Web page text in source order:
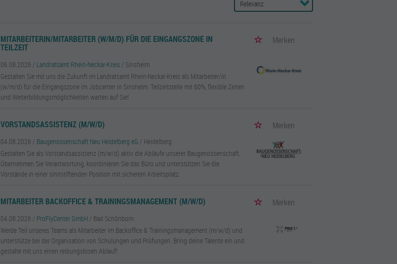
MITARBEITERIN/MITARBEITER (W/M/D) FÜR DIE EINGANGSZONE IN
TEILZEIT
Merken
06.08.2026 / Landratsamt Rhein-Neckar-Kreis / Sinsheim
Gestalten Sie mit uns die Zukunft im Landratsamt Rhein-Neckar-Kreis als Mitarbeiter/in
(w/m/d) für die Eingangszone im Jobcenter in Sinsheim. Teilzeitstelle mit 60%, flexible Zeiten
und Weiterbildungsmöglichkeiten warten auf Sie!
VORSTANDSASSISTENZ (M/W/D) Merken
04.08.2026 / Baugenossenschaft Neu Heidelberg eG / Heidelberg
Gestalten Sie als Vorstandsassistenz (m/w/d) aktiv die Abläufe unserer Baugenossenschaft.
Übernehmen Sie Verantwortung, koordinieren Sie das Büro und unterstützen Sie die
Vorstände in einer sinnstiftenden Position mit sicherem Arbeitsplatz.
MITARBEITER BACKOFFICE & TRAININGSMANAGEMENT (M/W/D) Merken
04.08.2026 / ProFlyCenter GmbH / Bad Schönborn
Werde Teil unseres Teams als Mitarbeiter im Backoffice & Trainingsmanagement (m/w/d) und
unterstütze bei der Organisation von Schulungen und Prüfungen. Bring deine Talente ein und
gestalte mit uns einen reibungslosen Ablauf!